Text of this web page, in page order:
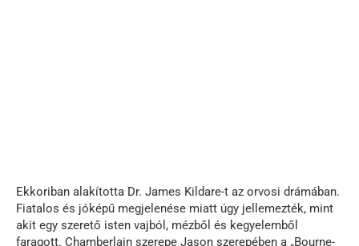
Ekkoriban alakította Dr. James Kildare-t az orvosi drámában.
Fiatalos és jóképű megjelenése miatt úgy jellemezték, mint
akit egy szerető isten vajból, mézből és kegyelemből
faragott. Chamberlain szerepe Jason szerepében a „Bourne-